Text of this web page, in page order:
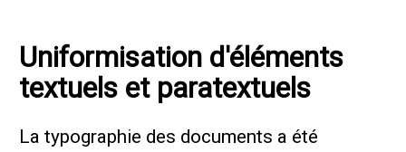
Uniformisation d'éléments
textuels et paratextuels
La typographie des documents a été